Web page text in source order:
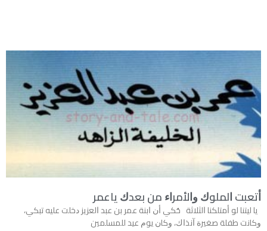
ﺃﺗﻌﺒﺖ ﺍﻟﻤﻠﻮﻙ ﻭﺍﻷﻣﺮﺍﺀ ﻣﻦ ﺑﻌﺪﻙ ﻳﺎﻋﻤﺮ
ﻳﺎ ﻟﻴﺘﻨﺎ ﻟﻮ ﺃﻣﺘﻠﻜﻨﺎ ﺍﻟﺜﻼﺛﺔ ﺣُﻜﻲ ﺃﻥ ﺍﺑﻨﺔ ﻋﻤﺮ ﺑﻦ ﻋﺒﺪ ﺍﻟﻌﺰﻳﺰ ﺩﺧﻠﺖ ﻋﻠﻴﻪ ﺗﺒﻜﻲ،
ﻭﻛﺎﻧﺖ ﻃﻔﻠﺔ ﺻﻐﻴﺮﺓ ﺁﻧﺬﺍﻙ، ﻭﻛﺎﻥ ﻳﻮﻡ ﻋﻴﺪ ﻟﻠﻤﺴﻠﻤﻴﻦ